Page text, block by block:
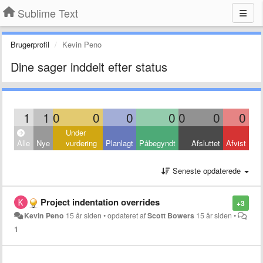
Sublime Text
Brugerprofil Kevin Peno
Dine sager inddelt efter status
1 1 0 0 0 0 0 0 0
Alle Nye
Under
vurdering
Planlagt Påbegyndt Afsluttet Afvist
Seneste opdaterede
+3
Project indentation overrides
Kevin Peno 15 år siden •opdateret afScott Bowers 15 år siden •
1